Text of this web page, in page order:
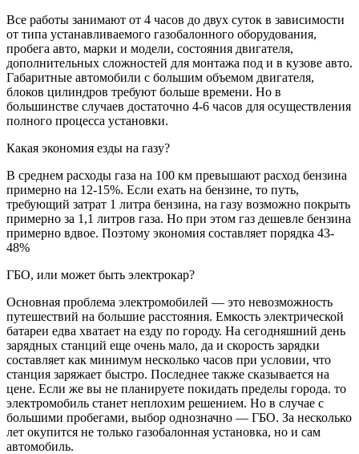
Все работы занимают от 4 часов до двух суток в зависимости
от типа устанавливаемого газобалонного оборудования,
пробега авто, марки и модели, состояния двигателя,
дополнительных сложностей для монтажа под и в кузове авто.
Габаритные автомобили с большим объемом двигателя,
блоков цилиндров требуют больше времени. Но в
большинстве случаев достаточно 4-6 часов для осуществления
полного процесса установки.
Какая экономия езды на газу?
В среднем расходы газа на 100 км превышают расход бензина
примерно на 12-15%. Если ехать на бензине, то путь,
требующий затрат 1 литра бензина, на газу возможно покрыть
примерно за 1,1 литров газа. Но при этом газ дешевле бензина
примерно вдвое. Поэтому экономия составляет порядка 43-
48%
ГБО, или может быть электрокар?
Основная проблема электромобилей — это невозможность
путешествий на большие расстояния. Емкость электрической
батареи едва хватает на езду по городу. На сегодняшний день
зарядных станций еще очень мало, да и скорость зарядки
составляет как минимум несколько часов при условии, что
станция заряжает быстро. Последнее также сказывается на
цене. Если же вы не планируете покидать пределы города. то
электромобиль станет неплохим решением. Но в случае с
большими пробегами, выбор однозначно — ГБО. За несколько
лет окупится не только газобалонная установка, но и сам
автомобиль.